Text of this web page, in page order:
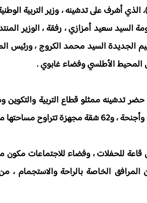
أشرف على تدشينه ، وزير التربية
السيد سعيد أمزازي ، رفقة ، الوزير
الجديدة السيد محمد الكروج ، ورئيس
المحيط الأطلسي وفضاء غابوي .
تدشينه ممثلو قطاع التربية